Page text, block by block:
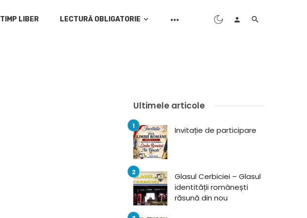
TIMP LIBER LECTURĂ OBLIGATORIE
Ultimele articole
Invitație de participare
Glasul Cerbiciei – Glasul
identității românești
răsună din nou